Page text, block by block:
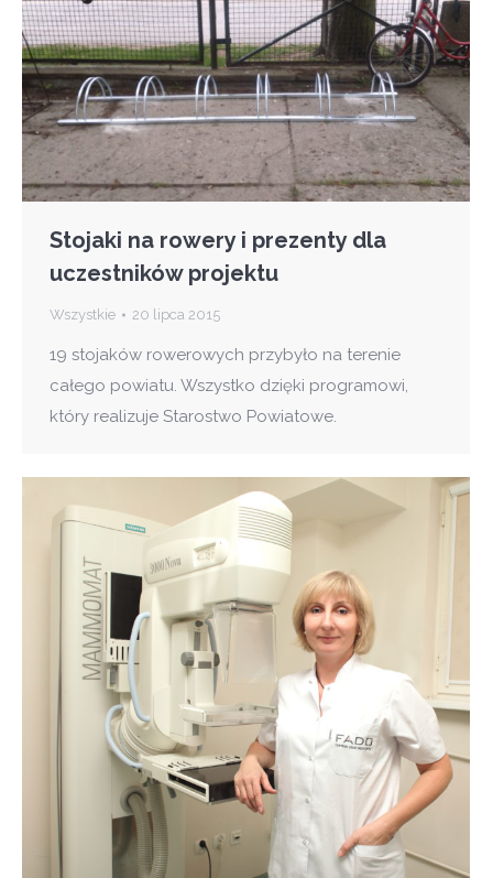
Stojaki na rowery i prezenty dla
uczestników projektu
Wszystkie 20 lipca 2015
19 stojaków rowerowych przybyło na terenie
całego powiatu. Wszystko dzięki programowi,
który realizuje Starostwo Powiatowe.